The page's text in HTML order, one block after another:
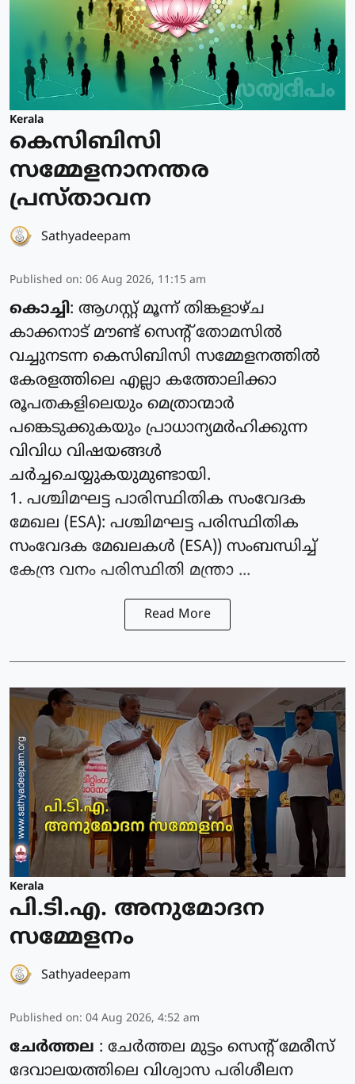
Kerala
കെസിബിസി
സമ്മേളനാനന്തര
പ്രസ്താവന
Sathyadeepam
Published on: 06 Aug 2026, 11:15 am
കൊച്ചി: ആഗസ്റ്റ് മൂന്ന് തിങ്കളാഴ്ച
കാക്കനാട് മൗണ്ട് സെന്റ് തോമസില്‍
വച്ചുനടന്ന കെസിബിസി സമ്മേളനത്തില്‍
കേരളത്തിലെ എല്ലാ കത്തോലിക്കാ
രൂപതകളിലെയും മെത്രാന്മാര്‍
പങ്കെടുക്കുകയും പ്രാധാന്യമര്‍ഹിക്കുന്ന
വിവിധ വിഷയങ്ങള്‍
ചര്‍ച്ചചെയ്യുകയുമുണ്ടായി.
1. പശ്ചിമഘട്ട പാരിസ്ഥിതിക സംവേദക
മേഖല (ESA): പശ്ചിമഘട്ട പരിസ്ഥിതിക
സംവേദക മേഖലകള്‍ (ESA)) സംബന്ധിച്ച്
കേന്ദ്ര വനം പരിസ്ഥിതി മന്ത്രാ ...
Read More
Kerala
പി.ടി.എ. അനുമോദന
സമ്മേളനം
Sathyadeepam
Published on: 04 Aug 2026, 4:52 am
ചേർത്തല : ചേർത്തല മുട്ടം സെൻ്റ് മേരീസ്
ദേവാലയത്തിലെ വിശ്വാസ പരിശീലന